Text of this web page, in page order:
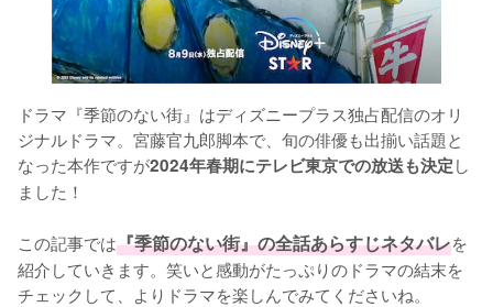
ドラマ『季節のない街』はディズニープラス独占配信のオリ
ジナルドラマ。宮藤官九郎脚本で、旬の俳優も出揃い話題と
なった本作ですが2024年春期にテレビ東京での放送も決定し
ました！
この記事では『季節のない街』の全話あらすじネタバレを
紹介していきます。笑いと感動がたっぷりのドラマの結末を
チェックして、よりドラマを楽しんでみてくださいね。